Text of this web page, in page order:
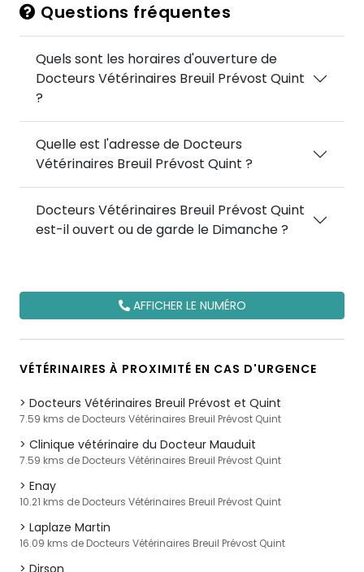
Questions fréquentes
Quels sont les horaires d'ouverture de
Docteurs Vétérinaires Breuil Prévost Quint
?
Quelle est l'adresse de Docteurs
Vétérinaires Breuil Prévost Quint ?
Docteurs Vétérinaires Breuil Prévost Quint
est-il ouvert ou de garde le Dimanche ?
AFFICHER LE NUMÉRO
VÉTÉRINAIRES À PROXIMITÉ EN CAS D'URGENCE
Docteurs Vétérinaires Breuil Prévost et Quint
7.59 kms de Docteurs Vétérinaires Breuil Prévost Quint
Clinique vétérinaire du Docteur Mauduit
7.59 kms de Docteurs Vétérinaires Breuil Prévost Quint
Enay
10.21 kms de Docteurs Vétérinaires Breuil Prévost Quint
Laplaze Martin
16.09 kms de Docteurs Vétérinaires Breuil Prévost Quint
Dirson